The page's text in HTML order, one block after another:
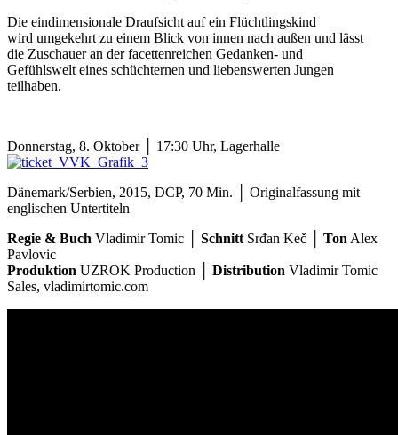
Die eindimensionale Draufsicht auf ein Flüchtlingskind
wird umgekehrt zu einem Blick von innen nach außen und lässt
die Zuschauer an der facettenreichen Gedanken- und
Gefühlswelt eines schüchternen und liebenswerten Jungen
teilhaben.
Donnerstag, 8. Oktober │ 17:30 Uhr, Lagerhalle
Dänemark/Serbien, 2015, DCP, 70 Min. │ Originalfassung mit
englischen Untertiteln
Regie & Buch Vladimir Tomic Schnitt Srđan Keč Ton Alex
Pavlovic
Produktion UZROK Production Distribution Vladimir Tomic
Sales, vladimirtomic.com